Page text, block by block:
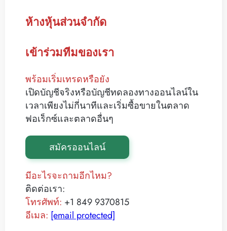
ห้างหุ้นส่วนจำกัด
เข้าร่วมทีมของเรา
พร้อมเริ่มเทรดหรือยัง
เปิดบัญชีจริงหรือบัญชีทดลองทางออนไลน์ใน
เวลาเพียงไม่กี่นาทีและเริ่มซื้อขายในตลาด
ฟอเร็กซ์และตลาดอื่นๆ
สมัครออนไลน์
มีอะไรจะถามอีกไหม?
ติดต่อเรา:
โทรศัพท์: +1 849 9370815
อีเมล: [email protected]